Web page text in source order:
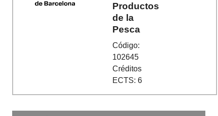
Productos
de la
Pesca
Código:
102645
Créditos
ECTS: 6